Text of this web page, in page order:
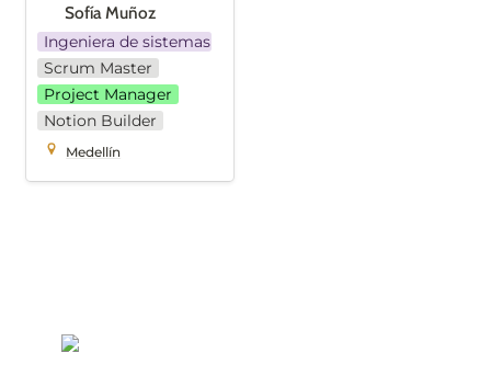
Sofía Muñoz
Ingeniera de sistemas
Scrum Master
Project Manager
Notion Builder
Medellín